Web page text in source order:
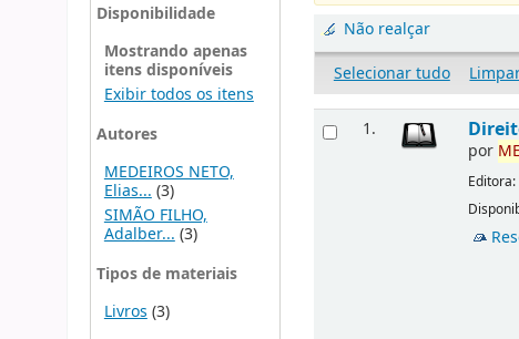
Disponibilidade
Mostrando apenas
itens disponíveis
Exibir todos os itens
Autores
MEDEIROS NETO,
Elias...(3)
SIMÃO FILHO,
Adalber... (3)
Tipos de materiais
Livros(3)
Não realçar
Selecionar tudo
1.
por ME
Editora: